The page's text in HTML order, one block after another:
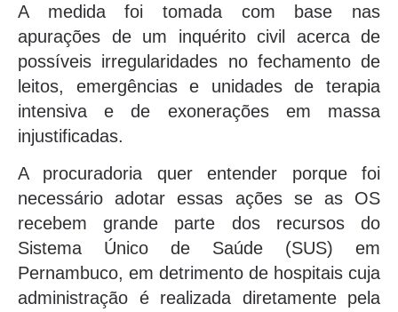
A medida foi tomada com base nas
apurações de um inquérito civil acerca de
possíveis irregularidades no fechamento de
leitos, emergências e unidades de terapia
intensiva e de exonerações em massa
injustificadas.
A procuradoria quer entender porque foi
necessário adotar essas ações se as OS
recebem grande parte dos recursos do
Sistema Único de Saúde (SUS) em
Pernambuco, em detrimento de hospitais cuja
administração é realizada diretamente pela